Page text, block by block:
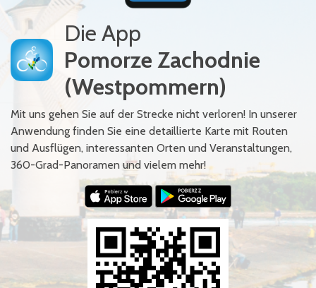
Die App
Pomorze Zachodnie
(Westpommern)
Mit uns gehen Sie auf der Strecke nicht verloren! In unserer
Anwendung finden Sie eine detaillierte Karte mit Routen
und Ausflügen, interessanten Orten und Veranstaltungen,
360-Grad-Panoramen und vielem mehr!